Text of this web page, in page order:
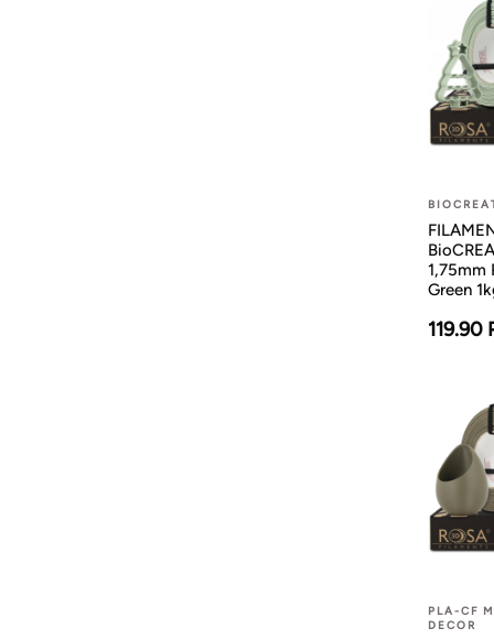
1,75mm
Green
119.90
PLA-CF
DECOR